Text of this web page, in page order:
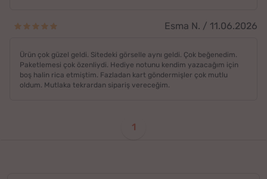
Esma N. / 11.06.2026
Ürün çok güzel geldi. Sitedeki görselle aynı geldi. Çok beğenedim.
Paketlemesi çok özenliydi. Hediye notunu kendim yazacağım için
boş halin rica etmiştim. Fazladan kart göndermişler çok mutlu
oldum. Mutlaka tekrardan sipariş vereceğim.
1